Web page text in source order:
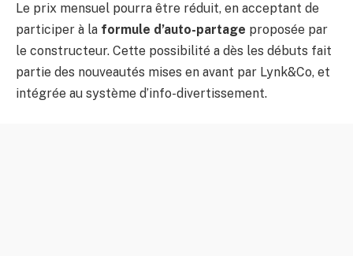
Le prix mensuel pourra être réduit, en acceptant de
participer à la formule d’auto-partage proposée par
le constructeur. Cette possibilité a dès les débuts fait
partie des nouveautés mises en avant par Lynk&Co, et
intégrée au système d’info-divertissement.